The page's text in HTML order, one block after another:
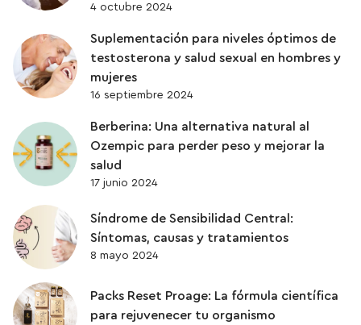
4 octubre 2024
Suplementación para niveles óptimos de
testosterona y salud sexual en hombres y
mujeres
16 septiembre 2024
Berberina: Una alternativa natural al
Ozempic para perder peso y mejorar la
salud
17 junio 2024
Síndrome de Sensibilidad Central:
Síntomas, causas y tratamientos
8 mayo 2024
Packs Reset Proage: La fórmula científica
para rejuvenecer tu organismo